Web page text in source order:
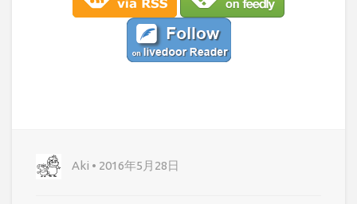
Aki • 2016年5月28日